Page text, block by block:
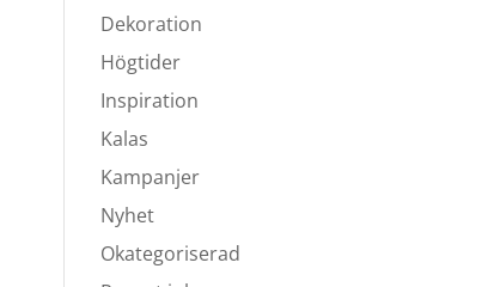
Dekoration
Högtider
Inspiration
Kalas
Kampanjer
Nyhet
Okategoriserad